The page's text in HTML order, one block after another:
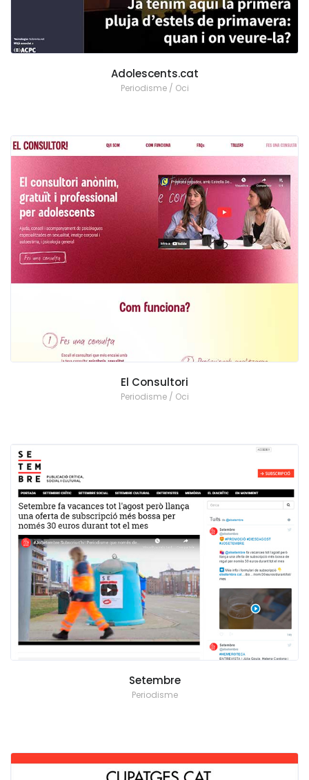
Adolescents.cat
Periodisme / Oci
El Consultori
Periodisme / Oci
Setembre
Periodisme